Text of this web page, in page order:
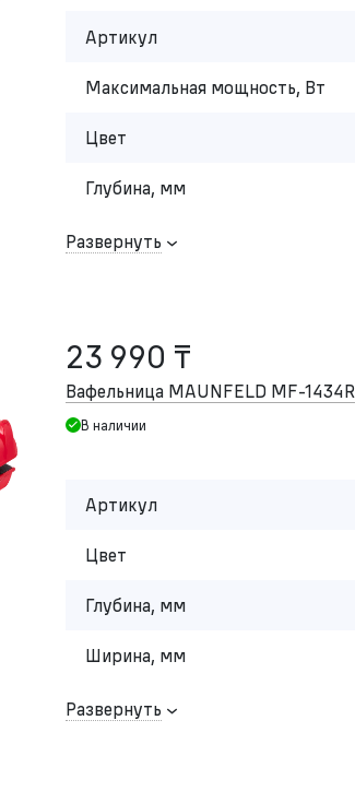
Артикул
Максимальная мощность, Вт
Цвет
Глубина, мм
Развернуть
23 990 ₸
Вафельница MAUNFELD MF-1434R
В наличии
Артикул
Цвет
Глубина, мм
Ширина, мм
Развернуть